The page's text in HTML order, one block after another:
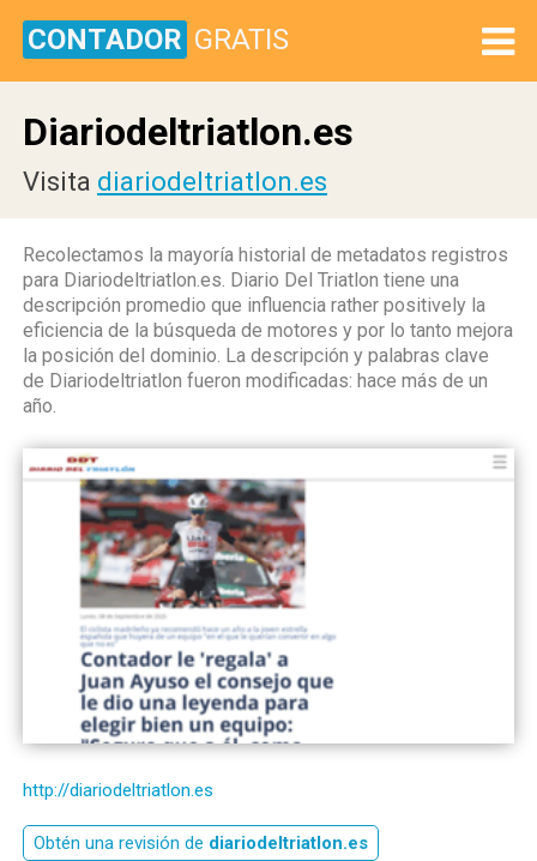
CONTADOR GRATIS
Diariodeltriatlon.es
Visita diariodeltriatlon.es
Recolectamos la mayoría historial de metadatos registros
para Diariodeltriatlon.es. Diario Del Triatlon tiene una
descripción promedio que influencia rather positively la
eficiencia de la búsqueda de motores y por lo tanto mejora
la posición del dominio. La descripción y palabras clave
de Diariodeltriatlon fueron modificadas: hace más de un
año.
http://diariodeltriatlon.es
Obtén una revisión de diariodeltriatlon.es